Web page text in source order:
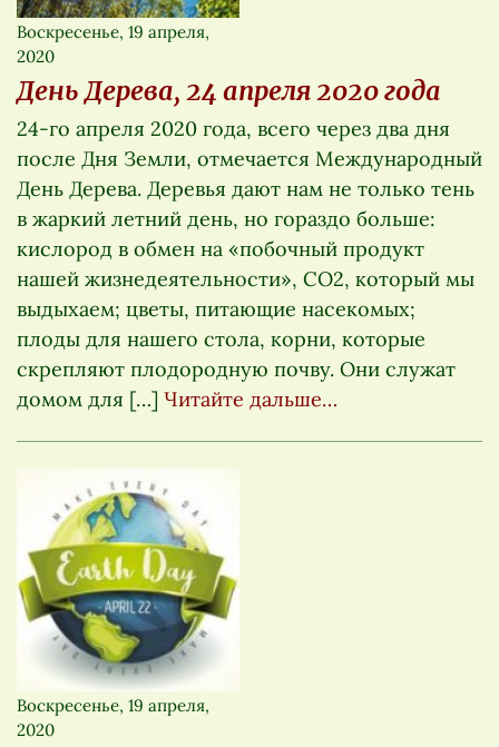
Воскресенье, 19 апреля,
2020
День Дерева, 24 апреля 2020 года
24-го апреля 2020 года, всего через два дня
после Дня Земли, отмечается Международный
День Дерева. Деревья дают нам не только тень
в жаркий летний день, но гораздо больше:
кислород в обмен на «побочный продукт
нашей жизнедеятельности», СО2, который мы
выдыхаем; цветы, питающие насекомых;
плоды для нашего стола, корни, которые
скрепляют плодородную почву. Они служат
домом для […] Читайте дальше…
Воскресенье, 19 апреля,
2020